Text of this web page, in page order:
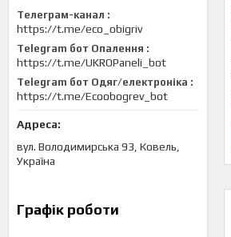
Телеграм-канал
https://t.me/eco_obigriv
Telegram бот Опалення
https://t.me/UKROPaneli_bot
Telegram бот Одяг/електроніка
https://t.me/Ecoobogrev_bot
вул. Володимирська 93, Ковель,
Україна
Графік роботи